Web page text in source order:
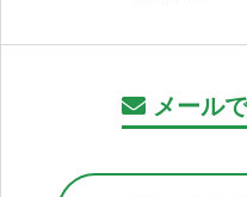
メール